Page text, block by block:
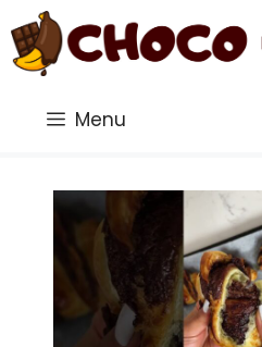
Saltar
al
contenido
Menu